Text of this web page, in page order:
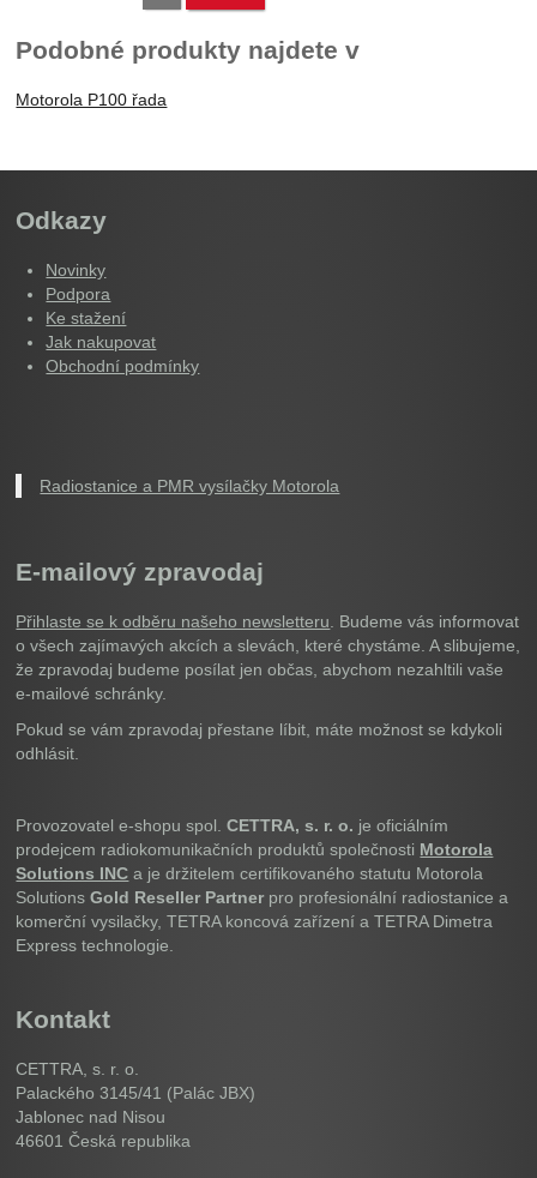
Podobné produkty najdete v
Motorola P100 řada
Odkazy
Novinky
Podpora
Ke stažení
Jak nakupovat
Obchodní podmínky
Radiostanice a PMR vysílačky Motorola
E-mailový zpravodaj
Přihlaste se k odběru našeho newsletteru . Budeme vás informovat
o všech zajímavých akcích a slevách, které chystáme. A slibujeme,
že zpravodaj budeme posílat jen občas, abychom nezahltili vaše
e-mailové schránky.
Pokud se vám zpravodaj přestane líbit, máte možnost se kdykoli
odhlásit.
Provozovatel e-shopu spol.CETTRA, s. r. o. je oficiálním
prodejcem radiokomunikačních produktů společnosti Motorola
Solutions INC a je držitelem certifikovaného statutu Motorola
SolutionsGold Reseller Partner pro profesionální radiostanice a
komerční vysilačky, TETRA koncová zařízení a TETRA Dimetra
Express technologie.
Kontakt
CETTRA, s. r. o.
Palackého 3145/41 (Palác JBX)
Jablonec nad Nisou
46601Česká republika